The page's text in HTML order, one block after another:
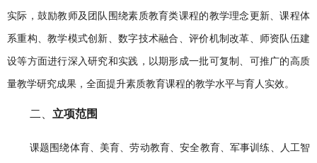
实际，鼓励教师及团队围绕素质教育类课程的教学理念更新、课程体
系重构、教学模式创新、数字技术融合、评价机制改革、师资队伍建
设等方面进行深入研究和实践，以期形成一批可复制、可推广的高质
量教学研究成果，全面提升素质教育课程的教学水平与育人实效。
二、 立项范围
课题围绕体育、美育、劳动教育、安全教育、军事训练、人工智